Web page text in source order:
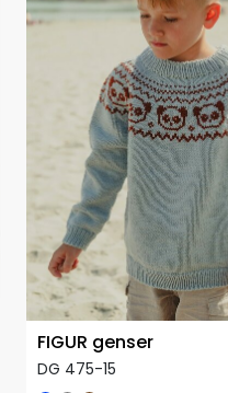
FIGUR genser
DG 475-15